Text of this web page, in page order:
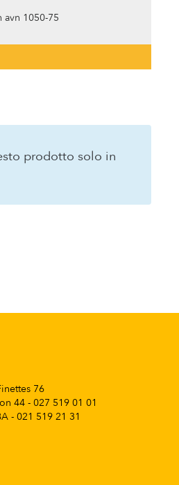
1050-75
prodotto solo in
76
44 - 027 519 01 01
- 021 519 21 31